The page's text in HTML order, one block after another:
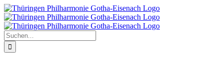
Zum
Inhalt
springen
Suche
nach: